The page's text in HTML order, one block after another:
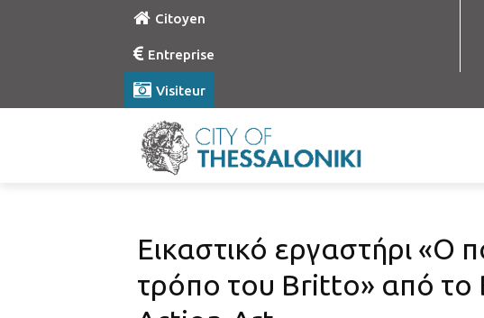
Citoyen
Entreprise
Visiteur
Εικαστικό εργαστήρι «O
τρόπο του Βritto» από το